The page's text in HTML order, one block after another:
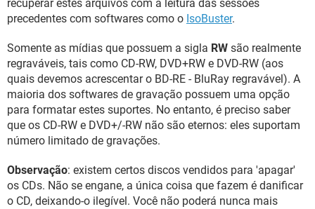
recuperar estes arquivos com a leitura das sessões
precedentes com softwares como o IsoBuster.
Somente as mídias que possuem a sigla RW são realmente
regraváveis, tais como CD-RW, DVD+RW e DVD-RW (aos
quais devemos acrescentar o BD-RE - BluRay regravável). A
maioria dos softwares de gravação possuem uma opção
para formatar estes suportes. No entanto, é preciso saber
que os CD-RW e DVD+/-RW não são eternos: eles suportam
número limitado de gravações.
Observação: existem certos discos vendidos para 'apagar'
os CDs. Não se engane, a única coisa que fazem é danificar
o CD, deixando-o ilegível. Você não poderá nunca mais